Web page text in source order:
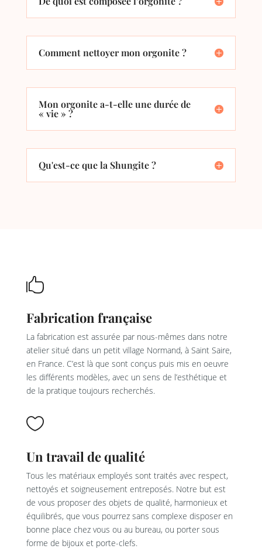
Comment nettoyer mon orgonite ?
Mon orgonite a-t-elle une durée de
« vie » ?
Qu'est-ce que la Shungite ?

Fabrication française
La fabrication est assurée par nous-mêmes dans notre
atelier situé dans un petit village Normand, à Saint Saire,
en France. C’est là que sont conçus puis mis en oeuvre
les différents modèles, avec un sens de l’esthétique et
de la pratique toujours recherchés.

Un travail de qualité
Tous les matériaux employés sont traités avec respect,
nettoyés et soigneusement entreposés. Notre but est
de vous proposer des objets de qualité, harmonieux et
équilibrés, que vous pourrez sans complexe disposer en
bonne place chez vous ou au bureau, ou porter sous
forme de bijoux et porte-clefs.